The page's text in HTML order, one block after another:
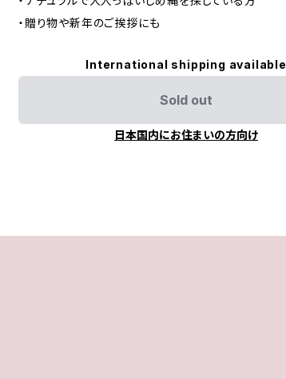
・贈り物や新年のご挨拶にも
International shipping available
Sold out
日本国内にお住まいの方向け